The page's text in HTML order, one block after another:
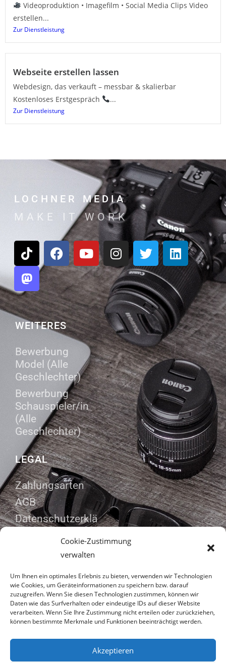
Cookie-Zustimmung
verwalten
Um Ihnen ein optimales Erlebnis zu bieten, verwenden wir Technologien
wie Cookies, um Geräteinformationen zu speichern bzw. darauf
zuzugreifen. Wenn Sie diesen Technologien zustimmen, können wir
Daten wie das Surfverhalten oder eindeutige IDs auf dieser Website
verarbeiten. Wenn Sie Ihre Zustimmung nicht erteilen oder zurückziehen,
können bestimmte Merkmale und Funktionen beeinträchtigt werden.
Akzeptieren
Videoproduktion • Imagefilm • Social Media Clips Video
erstellen...
Zur Dienstleistung
Webseite erstellen lassen
Webdesign, das verkauft – messbar & skalierbar
Kostenloses Erstgespräch
...
Zur Dienstleistung
ADRESSE
Rosengasse 7
91320 Ebermannstadt
WEITERES
Bewerbung
Model (Alle
Geschlechter)
Bewerbung
Schauspieler/in
(Alle
Geschlechter)
LEGAL
Zahlungsarten
AGB
Datenschutzerklä
Impressum
LOCHNER MEDIA
MAKE IT WORK